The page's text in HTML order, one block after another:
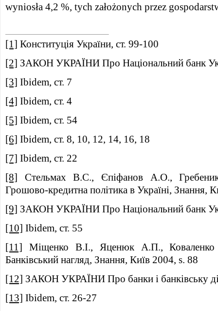
wyniosła 4,2 %, tych założonych przez
[1] Конституція України, ст. 99-100
[2] ЗАКОН УКРАЇНИ Про Національний банк
[3] Ibidem, ст. 7
[4] Ibidem, ст. 4
[5] Ibidem, ст. 54
[6] Ibidem, ст. 8, 10, 12, 14, 16, 18
[7] Ibidem, ст. 22
[8]
Стельмах В.С., Єпіфанов А.О.,
Грошово-кредитна політика в Україні, Знання,
[9] ЗАКОН УКРАЇНИ Про Національний банк
[10] Ibidem, ст. 55
[11]
Міщенко В.І., Яценюк А.П.,
Банківський нагляд, Знання, Київ 2004, s. 88
[12] ЗАКОН УКРАЇНИ Про банки і банківську
[13] Ibidem, ст. 26-27